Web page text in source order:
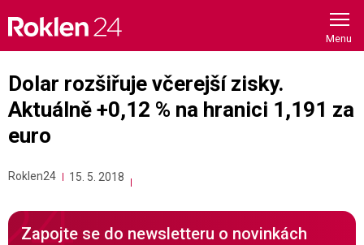
content
Dolar rozšiřuje včerejší zisky.
Aktuálně +0,12 % na hranici 1,191 za
euro
Roklen24 15. 5. 2018
Zapojte se do newsletteru o novinkách